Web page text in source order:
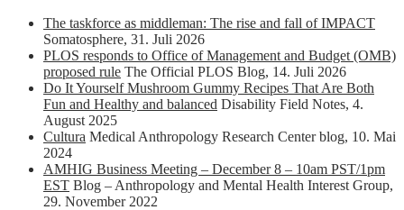
The taskforce as middleman: The rise and fall of IMPACT
Somatosphere, 31. Juli 2026
PLOS responds to Office of Management and Budget (OMB)
proposed rule The Official PLOS Blog, 14. Juli 2026
Do It Yourself Mushroom Gummy Recipes That Are Both
Fun and Healthy and balanced Disability Field Notes, 4.
August 2025
Cultura Medical Anthropology Research Center blog, 10. Mai
2024
AMHIG Business Meeting – December 8 – 10am PST/1pm
EST Blog – Anthropology and Mental Health Interest Group,
29. November 2022